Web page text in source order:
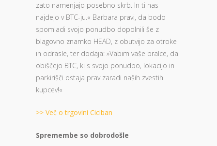
zato namenjajo posebno skrb. In ti nas
najdejo v BTC-ju.« Barbara pravi, da bodo
spomladi svojo ponudbo dopolnili še z
blagovno znamko HEAD, z obutvijo za otroke
in odrasle, ter dodaja: »Vabim vaše bralce, da
obiščejo BTC, ki s svojo ponudbo, lokacijo in
parkirišči ostaja prav zaradi naših zvestih
kupcev!«
>> Več o trgovini Ciciban
Spremembe so dobrodošle